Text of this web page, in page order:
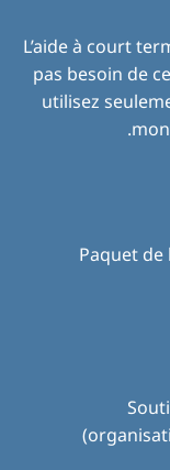
L’aide à court
pas besoin de
utilisez
Paquet de